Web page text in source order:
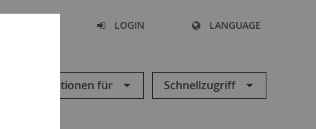
LOGIN LANGUAGE
Informationen für Schnellzugriff